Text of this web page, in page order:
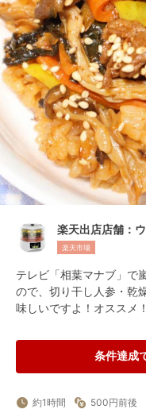
楽天出店店舗：
楽天市場
テレビ「相葉マナブ」で
ので、切り干し人参・乾
味しいですよ！オススメ
条件達成
約1時間 500円前後